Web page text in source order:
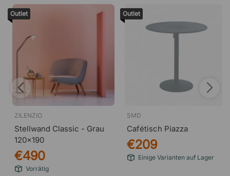
Outlet
ZILENZIO
Stellwand Classic - Grau
120x190
€490
Vorrätig
Outlet
SMD
Cafétisch Piazza
€209
Einige Varianten auf Lager